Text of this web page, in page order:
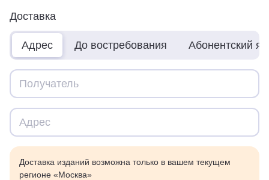
Доставка
Адрес До востребования Абонентский
Доставка изданий возможна только в вашем текущем
регионе «Москва»